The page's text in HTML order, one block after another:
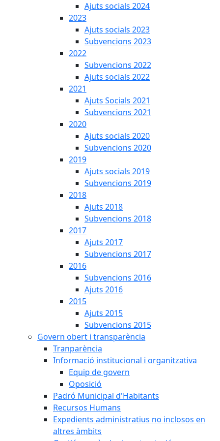
Ajuts socials 2024
2023
Ajuts socials 2023
Subvencions 2023
2022
Subvencions 2022
Ajuts socials 2022
2021
Ajuts Socials 2021
Subvencions 2021
2020
Ajuts socials 2020
Subvencions 2020
2019
Ajuts socials 2019
Subvencions 2019
2018
Ajuts 2018
Subvencions 2018
2017
Ajuts 2017
Subvencions 2017
2016
Subvencions 2016
Ajuts 2016
2015
Ajuts 2015
Subvencions 2015
Govern obert i transparència
Tranparència
Informació institucional i organitzativa
Equip de govern
Oposició
Padró Municipal d'Habitants
Recursos Humans
Expedients administratius no inclosos en
altres àmbits